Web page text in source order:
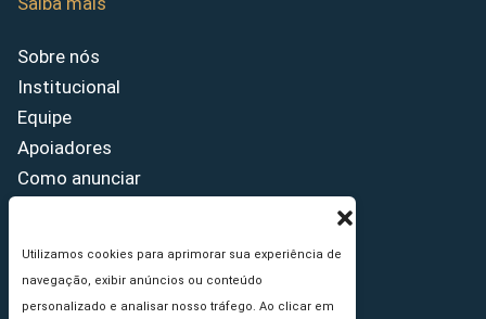
Utilizamos cookies para aprimorar sua experiência de
navegação, exibir anúncios ou conteúdo
personalizado e analisar nosso tráfego. Ao clicar em
Sobre nós
Institucional
Equipe
Apoiadores
Como anunciar
Princípios Editoriais